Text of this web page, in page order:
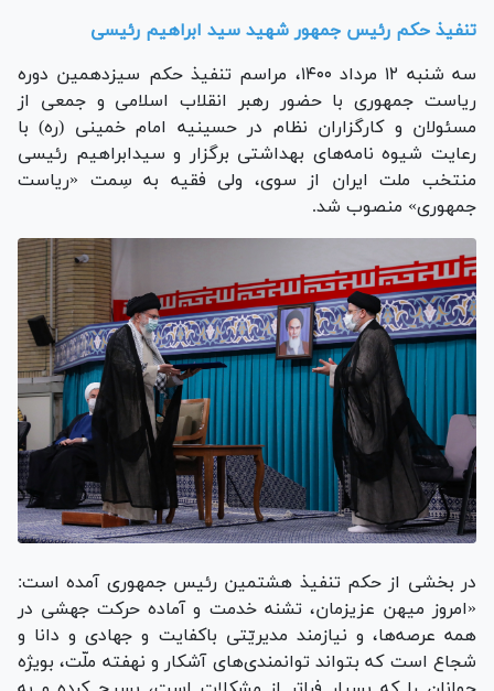
تنفیذ حکم رئیس جمهور شهید سید ابراهیم رئیسی
سه شنبه ۱۲ مرداد ۱۴۰۰، مراسم تنفیذ حکم سیزدهمین دوره
ریاست جمهوری با حضور رهبر انقلاب اسلامی و جمعی از
مسئولان و کارگزاران نظام در حسینیه امام خمینی (ره) با
رعایت شیوه نامه‌های بهداشتی برگزار و سیدابراهیم رئیسی
منتخب ملت ایران از سوی، ولی فقیه به سِمت «ریاست
جمهوری» منصوب شد.
در بخشی از حکم تنفیذ هشتمین رئیس جمهوری آمده است:
«امروز میهن عزیزمان، تشنه خدمت و آماده حرکت جهشی در
همه عرصه‌ها، و نیازمند مدیریّتی باکفایت و جهادی و دانا و
شجاع است که بتواند توانمندی‌های آشکار و نهفته ملّت، بویژه